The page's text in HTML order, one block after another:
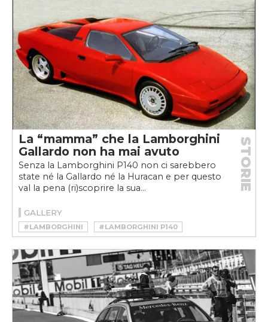
La “mamma” che la Lamborghini
Gallardo non ha mai avuto
Senza la Lamborghini P140 non ci sarebbero
state né la Gallardo né la Huracan e per questo
val la pena (ri)scoprire la sua...
STORIE
GALLERY
#LAMBORGHINI #LAMBORGHINI P140